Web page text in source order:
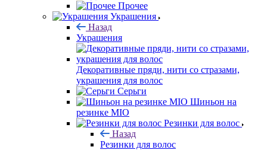
Прочее
Украшения
Назад
Украшения
Декоративные пряди, нити со стразами,
украшения для волос
Серьги
Шиньон на
резинке MIO
Резинки для волос
Назад
Резинки для волос